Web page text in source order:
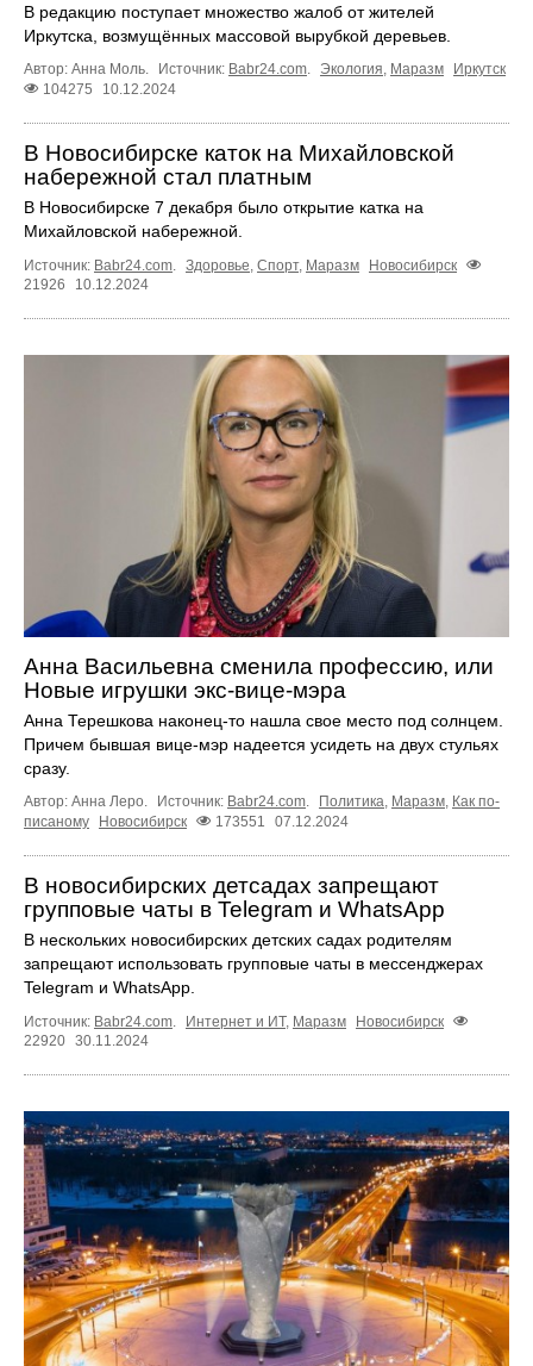
В редакцию поступает множество жалоб от жителей
Иркутска, возмущённых массовой вырубкой деревьев.
Автор: Анна Моль. Источник: Babr24.com Экология Маразм
Иркутск
104275
10.12.2024
В Новосибирске каток на Михайловской
набережной стал платным
В Новосибирске 7 декабря было открытие катка на
Михайловской набережной.
Источник: Babr24.com. Здоровье, Спорт, Маразм
Новосибирск
21926
10.12.2024
Анна Васильевна сменила профессию, или
Новые игрушки экс-вице-мэра
Анна Терешкова наконец-то нашла свое место под солнцем.
Причем бывшая вице-мэр надеется усидеть на двух стульях
сразу.
Автор: Анна Леро. Источник: Babr24.com Политика Маразм Как по-
писаному
Новосибирск 173551 07.12.2024
В новосибирских детсадах запрещают
групповые чаты в Telegram и WhatsApp
В нескольких новосибирских детских садах родителям
запрещают использовать групповые чаты в мессенджерах
Telegram и WhatsApp.
Источник: Babr24.com Интернет и ИТ, Маразм
Новосибирск
22920 30.11.2024